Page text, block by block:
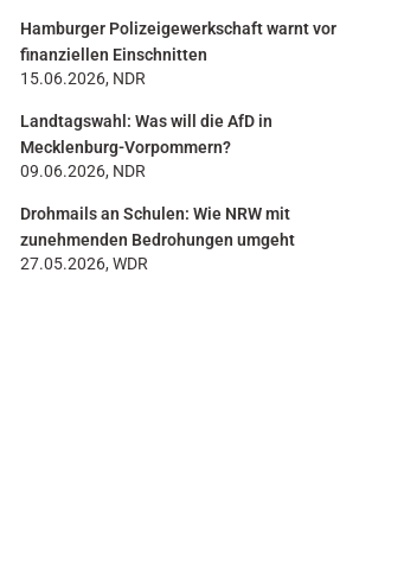
Hamburger Polizeigewerkschaft warnt vor
finanziellen Einschnitten
15.06.2026, NDR
Landtagswahl: Was will die AfD in
Mecklenburg-Vorpommern?
09.06.2026, NDR
Drohmails an Schulen: Wie NRW mit
zunehmenden Bedrohungen umgeht
27.05.2026, WDR